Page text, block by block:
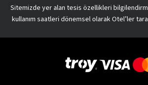
Sitemizde yer alan tesis özellikleri
kullanım saatleri dönemsel olarak Otel’ler